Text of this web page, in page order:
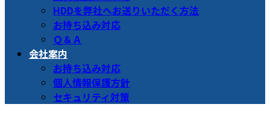
HDDを弊社へお送りいただく方法
お持ち込み対応
Ｑ＆Ａ
会社案内
お持ち込み対応
個人情報保護方針
セキュリティ対策